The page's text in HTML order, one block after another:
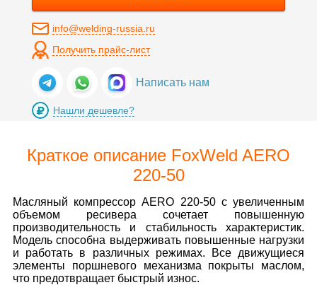
info@welding-russia.ru
Получить прайс-лист
Написать нам
Нашли дешевле?
Краткое описание FoxWeld AERO
220-50
Масляный компрессор AERO 220-50 с увеличенным
объемом ресивера сочетает повышенную
производительность и стабильность характеристик.
Модель способна выдерживать повышенные нагрузки
и работать в различных режимах. Все движущиеся
элементы поршневого механизма покрыты маслом,
что предотвращает быстрый износ.